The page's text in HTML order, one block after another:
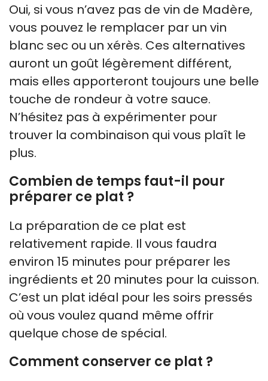
Oui, si vous n’avez pas de vin de Madère,
vous pouvez le remplacer par un vin
blanc sec ou un xérès. Ces alternatives
auront un goût légèrement différent,
mais elles apporteront toujours une belle
touche de rondeur à votre sauce.
N’hésitez pas à expérimenter pour
trouver la combinaison qui vous plaît le
plus.
Combien de temps faut-il pour
préparer ce plat ?
La préparation de ce plat est
relativement rapide. Il vous faudra
environ 15 minutes pour préparer les
ingrédients et 20 minutes pour la cuisson.
C’est un plat idéal pour les soirs pressés
où vous voulez quand même offrir
quelque chose de spécial.
Comment conserver ce plat ?